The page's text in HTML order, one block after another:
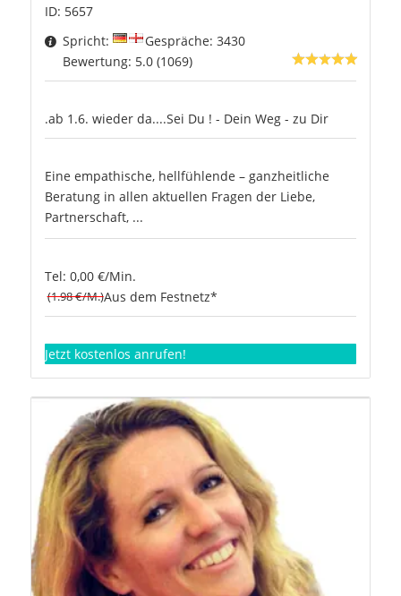
ID: 5657
Spricht:
Gespräche: 3430
Bewertung: 5.0 (1069)
.ab 1.6. wieder da....Sei Du ! - Dein Weg - zu Dir
Eine empathische, hellfühlende – ganzheitliche
Beratung in allen aktuellen Fragen der Liebe,
Partnerschaft, ...
Tel: 0,00 €/Min.
(1.98 €/M.)Aus dem Festnetz*
Jetzt kostenlos anrufen!